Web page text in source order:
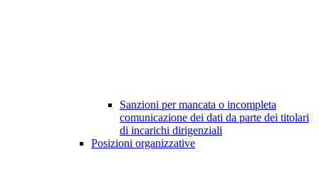
Sanzioni per mancata o incompleta
comunicazione dei dati da parte dei titolari
di incarichi dirigenziali
Posizioni organizzative